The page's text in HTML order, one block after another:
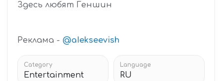
Здесь любят Геншин
Реклама - @aIekseevish
Category
Entertainment
Language
RU